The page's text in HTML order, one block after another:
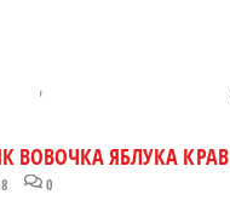
ВОВОЧКА ЯБЛУКА КРАВ
8 0